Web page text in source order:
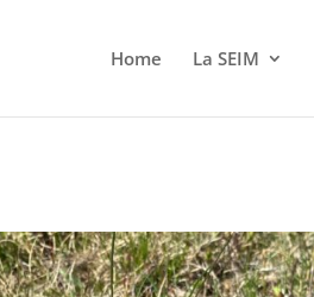
Home La SEIM